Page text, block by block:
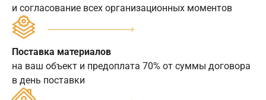
и согласование всех организационных моментов
Поставка материалов
на ваш объект и предоплата 70% от суммы договора
в день поставки